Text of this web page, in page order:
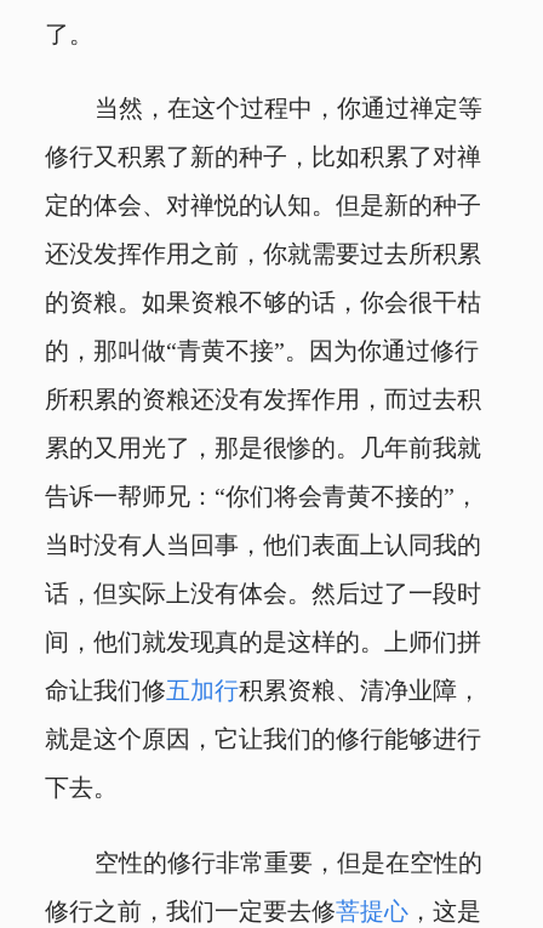
了。
当然，在这个过程中，你通过禅定等
修行又积累了新的种子，比如积累了对禅
定的体会、对禅悦的认知。但是新的种子
还没发挥作用之前，你就需要过去所积累
的资粮。如果资粮不够的话，你会很干枯
的，那叫做“青黄不接”。因为你通过修行
所积累的资粮还没有发挥作用，而过去积
累的又用光了，那是很惨的。几年前我就
告诉一帮师兄：“你们将会青黄不接的”，
当时没有人当回事，他们表面上认同我的
话，但实际上没有体会。然后过了一段时
间，他们就发现真的是这样的。上师们拼
命让我们修五加行积累资粮、清净业障，
就是这个原因，它让我们的修行能够进行
下去。
空性的修行非常重要，但是在空性的
修行之前，我们一定要去修菩提心 ，这是